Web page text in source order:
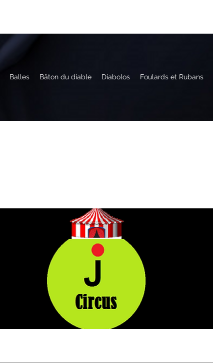
Balles Bâton du diable Diabolos Foulards et Rubans